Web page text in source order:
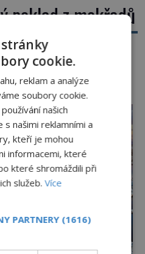
poklad z mokřadů
rybníků, ukrývá vodní
bez
rákos pomáhal stavět
první texty a
skromná, ale
už tisíce let.
jako obyčejnou kulisu
však podívat […]
cookie.
reklam a analýze
soubory cookie.
našich
našimi reklamními a
kteří je mohou
informacemi, které
které shromáždili při
služeb.Více
PARTNERY (1616)